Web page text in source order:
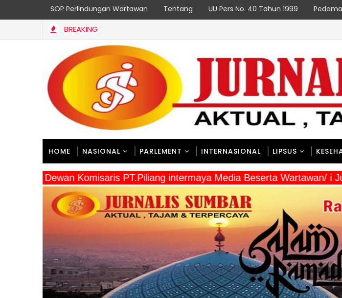
SOP Perlindungan Wartawan Tentang UU Pers No. 40 Tahun 1999
BREAKING
HOME NASIONAL PARLEMENT INTERNASIONAL LIPSUS
" Dewan Komisaris PT.Piliang intermaya Media Beserta Wartawan/ i